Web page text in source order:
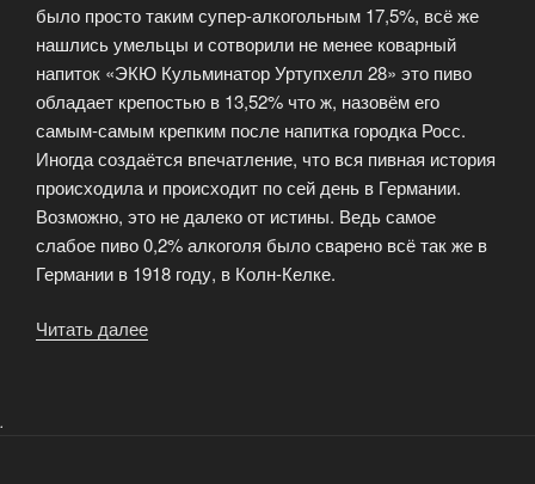
было просто таким супер-алкогольным 17,5%, всё же
нашлись умельцы и сотворили не менее коварный
напиток «ЭКЮ Кульминатор Уртупхелл 28» это пиво
обладает крепостью в 13,52% что ж, назовём его
самым-самым крепким после напитка городка Росс.
Иногда создаётся впечатление, что вся пивная история
происходила и происходит по сей день в Германии.
Возможно, это не далеко от истины. Ведь самое
слабое пиво 0,2% алкоголя было сварено всё так же в
Германии в 1918 году, в Колн-Келке.
Читать далее
.